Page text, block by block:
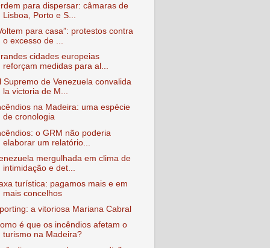
para dispersar: câmaras de
Lisboa, Porto e S...
para casa”: protestos contra
o excesso de ...
cidades europeias
reforçam medidas para al...
Supremo de Venezuela convalida
la victoria de M...
na Madeira: uma espécie
de cronologia
o GRM não poderia
elaborar um relatório...
mergulhada em clima de
intimidação e det...
turística: pagamos mais e em
mais concelhos
a vitoriosa Mariana Cabral
é que os incêndios afetam o
turismo na Madeira?